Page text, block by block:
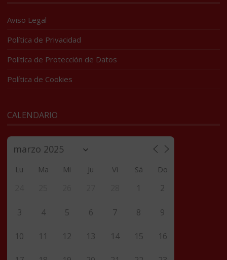
Aviso Legal
Política de Privacidad
Política de Protección de Datos
Política de Cookies
CALENDARIO
Lu Ma Mi Ju Vi Sá Do
1 2
3 4 5 6 7 8 9
10 11 12 13 14 15 16